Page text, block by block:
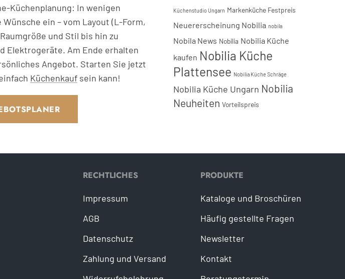
Küchenplanung: In wenigen
ein – vom Layout (L-Form,
und Stil bis hin zu
Elektrogeräte. Am Ende erhalten
Angebot. Starten Sie jetzt
Küchenkauf sein kann!
Küchenstudio Ungarn Markenküche Festpreis
Neuererscheinung Nobilia nobila
Nobila News Nobilia Nobilia Küche
kaufen Nobilia Küche
Plattensee Nobilia Küche Schräge
Nobilia Küche Ungarn Nobilia
Neuheiten Vorteilspreis
RECHTLICHES
Impressum
AGB
Datenschutz
Zahlung und Versand
PRODUKTE
Kataloge und Broschüren
Häufig gestellte Fragen
Newsletter
Kontakt